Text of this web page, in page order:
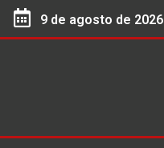
9 de agosto de 2026